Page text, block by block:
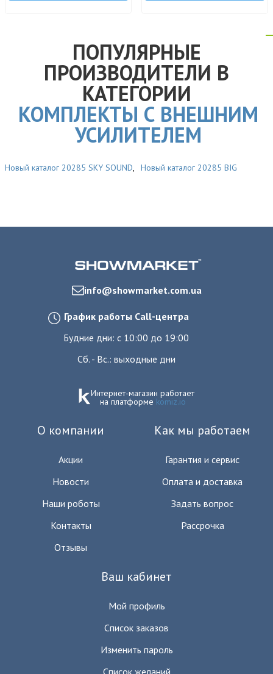
ПОПУЛЯРНЫЕ
ПРОИЗВОДИТЕЛИ В
КАТЕГОРИИ
КОМПЛЕКТЫ С ВНЕШНИМ
УСИЛИТЕЛЕМ
Новый каталог 20285 SKY SOUND, Новый каталог 20285 BIG
info@showmarket.com.ua
График работы Call-центра
Будние дни: с 10:00 до 19:00
Сб. - Вс.: выходные дни
Интернет-магазин работает
на платформе komiz.io
О компании
Акции
Новости
Наши роботы
Контакты
Отзывы
Как мы работаем
Гарантия и сервис
Оплата и доставка
Задать вопрос
Рассрочка
Ваш кабинет
Мой профиль
Список заказов
Изменить пароль